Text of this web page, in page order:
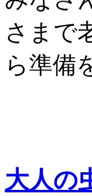
さまで
ら準備
大人の